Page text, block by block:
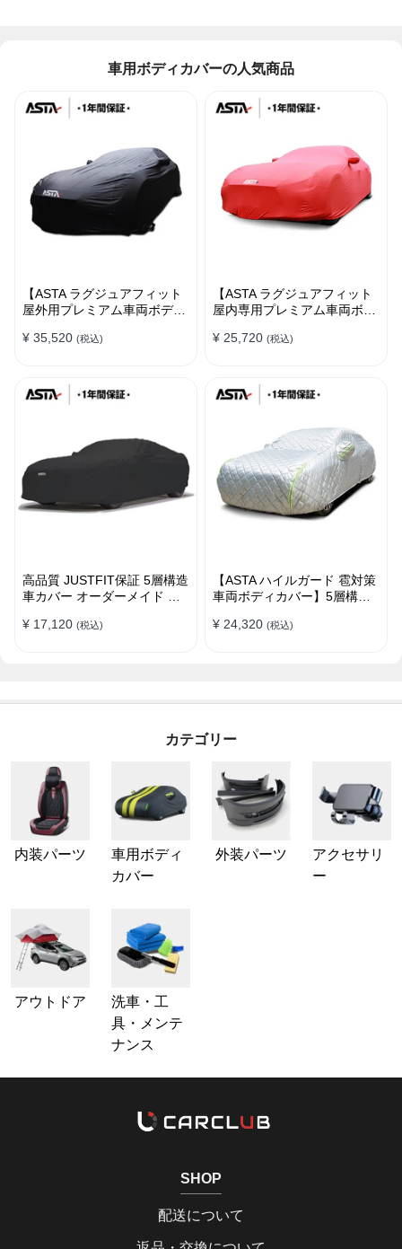
車用ボディカバーの人気商品
【ASTA ラグジュアフィット
屋外用プレミアム車両ボディ
ーメイド 高級感 裏起毛車カ
¥ 35,520 (税込)
【ASTA ラグジュアフィット
屋内専用プレミアム車両ボデ
高級生地 柔かい 裏起毛車カ
¥ 25,720 (税込)
高品質 JUSTFIT保証 5層構造
車カバー オーダーメイド 台
保護
¥ 17,120 (税込)
【ASTA ハイルガード 雹対策
車両ボディカバー】5層構造
止 防雪防風 極厚 防風ロープ
¥ 24,320 (税込)
カテゴリー
内装パーツ
車用ボディ
カバー
外装パーツ
アクセサリ
ー
アウトドア
洗車・工
具・メンテ
ナンス
SHOP
配送について